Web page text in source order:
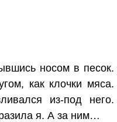
носом в песок.
как клочки мяса.
из-под него.
я. А за ним…